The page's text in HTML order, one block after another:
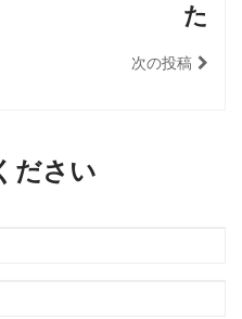
た
次の投稿
ださい